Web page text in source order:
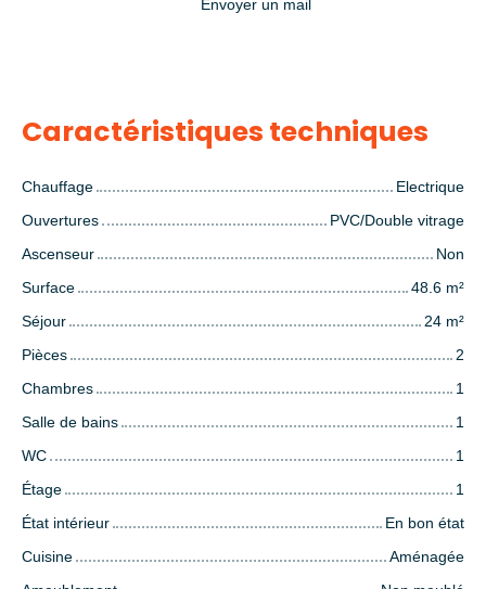
Envoyer un mail
Caractéristiques techniques
Chauffage
Electrique
Ouvertures
PVC/Double vitrage
Ascenseur
Non
Surface
48.6 m²
Séjour
24 m²
Pièces
2
Chambres
1
Salle de bains
1
WC
1
Étage
1
État intérieur
En bon état
Cuisine
Aménagée